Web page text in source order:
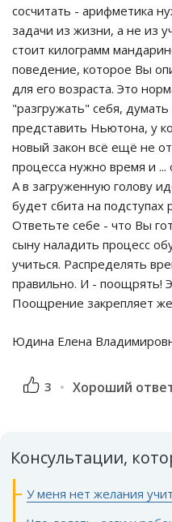
сосчитать - арифметика
задачи из жизни, а не из
стоит килограмм
поведение, которое Вы
для его возраста. Это
"разгружать" себя,
представить Ньютона, у
новый закон всё ещё не
процесса нужно время и
А в загруженную голову
будет сбита на
Ответьте себе - что Вы
сыну наладить процесс
учиться. Распределять
правильно. И - поощрять!
Поощрение закрепляет
Юдина Елена
3 Хороший
Консультации,
У меня нет желания